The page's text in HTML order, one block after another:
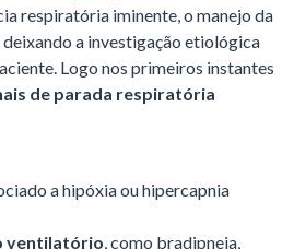
respiratória iminente, o manejo da
a investigação etiológica
Logo nos primeiros instantes
de parada respiratória
a hipóxia ou hipercapnia
ventilatório, como bradipneia,